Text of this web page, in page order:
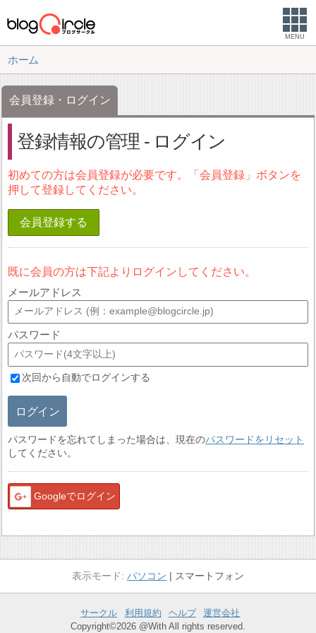
MENU
ホーム
会員登録・ログイン
登録情報の管理 - ログイン
初めての方は会員登録が必要です。「会員登録」ボタンを
押して登録してください。
会員登録する
既に会員の方は下記よりログインしてください。
メールアドレス
パスワード
次回から自動でログインする
ログイン
パスワードを忘れてしまった場合は、現在のパスワードをリセット
してください。
Googleでログイン
パソコン スマートフォン
サークル 利用規約 ヘルプ
運営会社
Copyright©2026 @With All rights reserved.